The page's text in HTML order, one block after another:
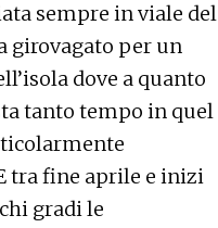
sempre in viale del
girovagato per un
dove a quanto
tanto tempo in quel
tra fine aprile e inizi
gradi le